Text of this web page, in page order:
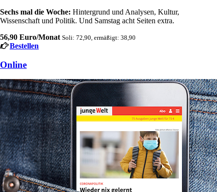
Sechs mal die Woche: Hintergrund und Analysen, Kultur,
Wissenschaft und Politik. Und Samstag acht Seiten extra.
56,90 Euro/Monat Soli: 72,90, ermäßigt: 38,90
Bestellen
Online